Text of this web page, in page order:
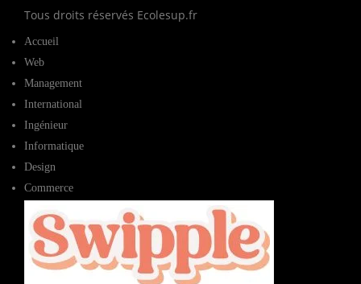
Tous droits réservés Ecolesup.fr
Accueil
Web
Management
International
Ingénieur
Informatique
Design
Commerce